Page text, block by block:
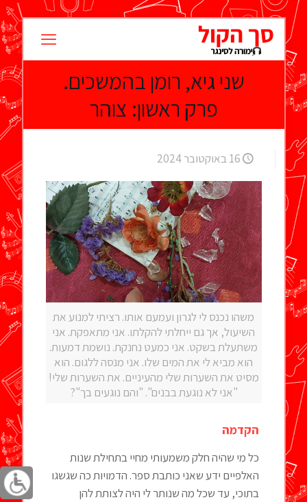
שני גיא, רומן בהמשכים.
פרק ראשון: צוהר
16 באוקטובר 2024
משהו נכנס לי לגרון ועמעם אותו. רציתי למנוע את
השיעול, אך גם ייחלתי להקלתו. אני מתאפקת. אני
משתעלת בשקט. אני כמעט נחנקת. נושמת דמעות.
הוא מביא לי את המים שלו. אני מנסה ללגום. הוא
מסיט את השערות שלי מהעיניים. את השערות שלי!
"אני לא נוגעת בבנים". "והם נוגעים בך"?
הקדמה
כל מי שהיה חלק משמעותי מחיי בתחילת שנות
האלפיים ידע שאני כותבת ספר. הדמויות כה שגשגו
בתוכי, עד שכל מה שנותר לי היה לצותת להן